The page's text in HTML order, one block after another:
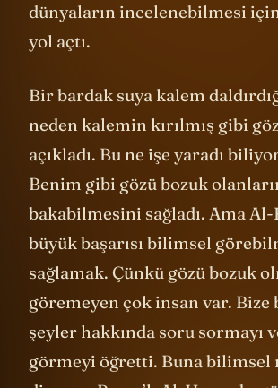
dünyaların incelenebilmesi
yol açtı.
Bir bardak suya kalem
neden kalemin kırılmış gibi
açıkladı. Bu ne işe yaradı
Benim gibi gözü bozuk
bakabilmesini sağladı. Ama Al-
büyük başarısı bilimsel
sağlamak. Çünkü gözü bozuk
göremeyen çok insan var. Bize
şeyler hakkında soru sormayı
görmeyi öğretti. Buna bilimsel